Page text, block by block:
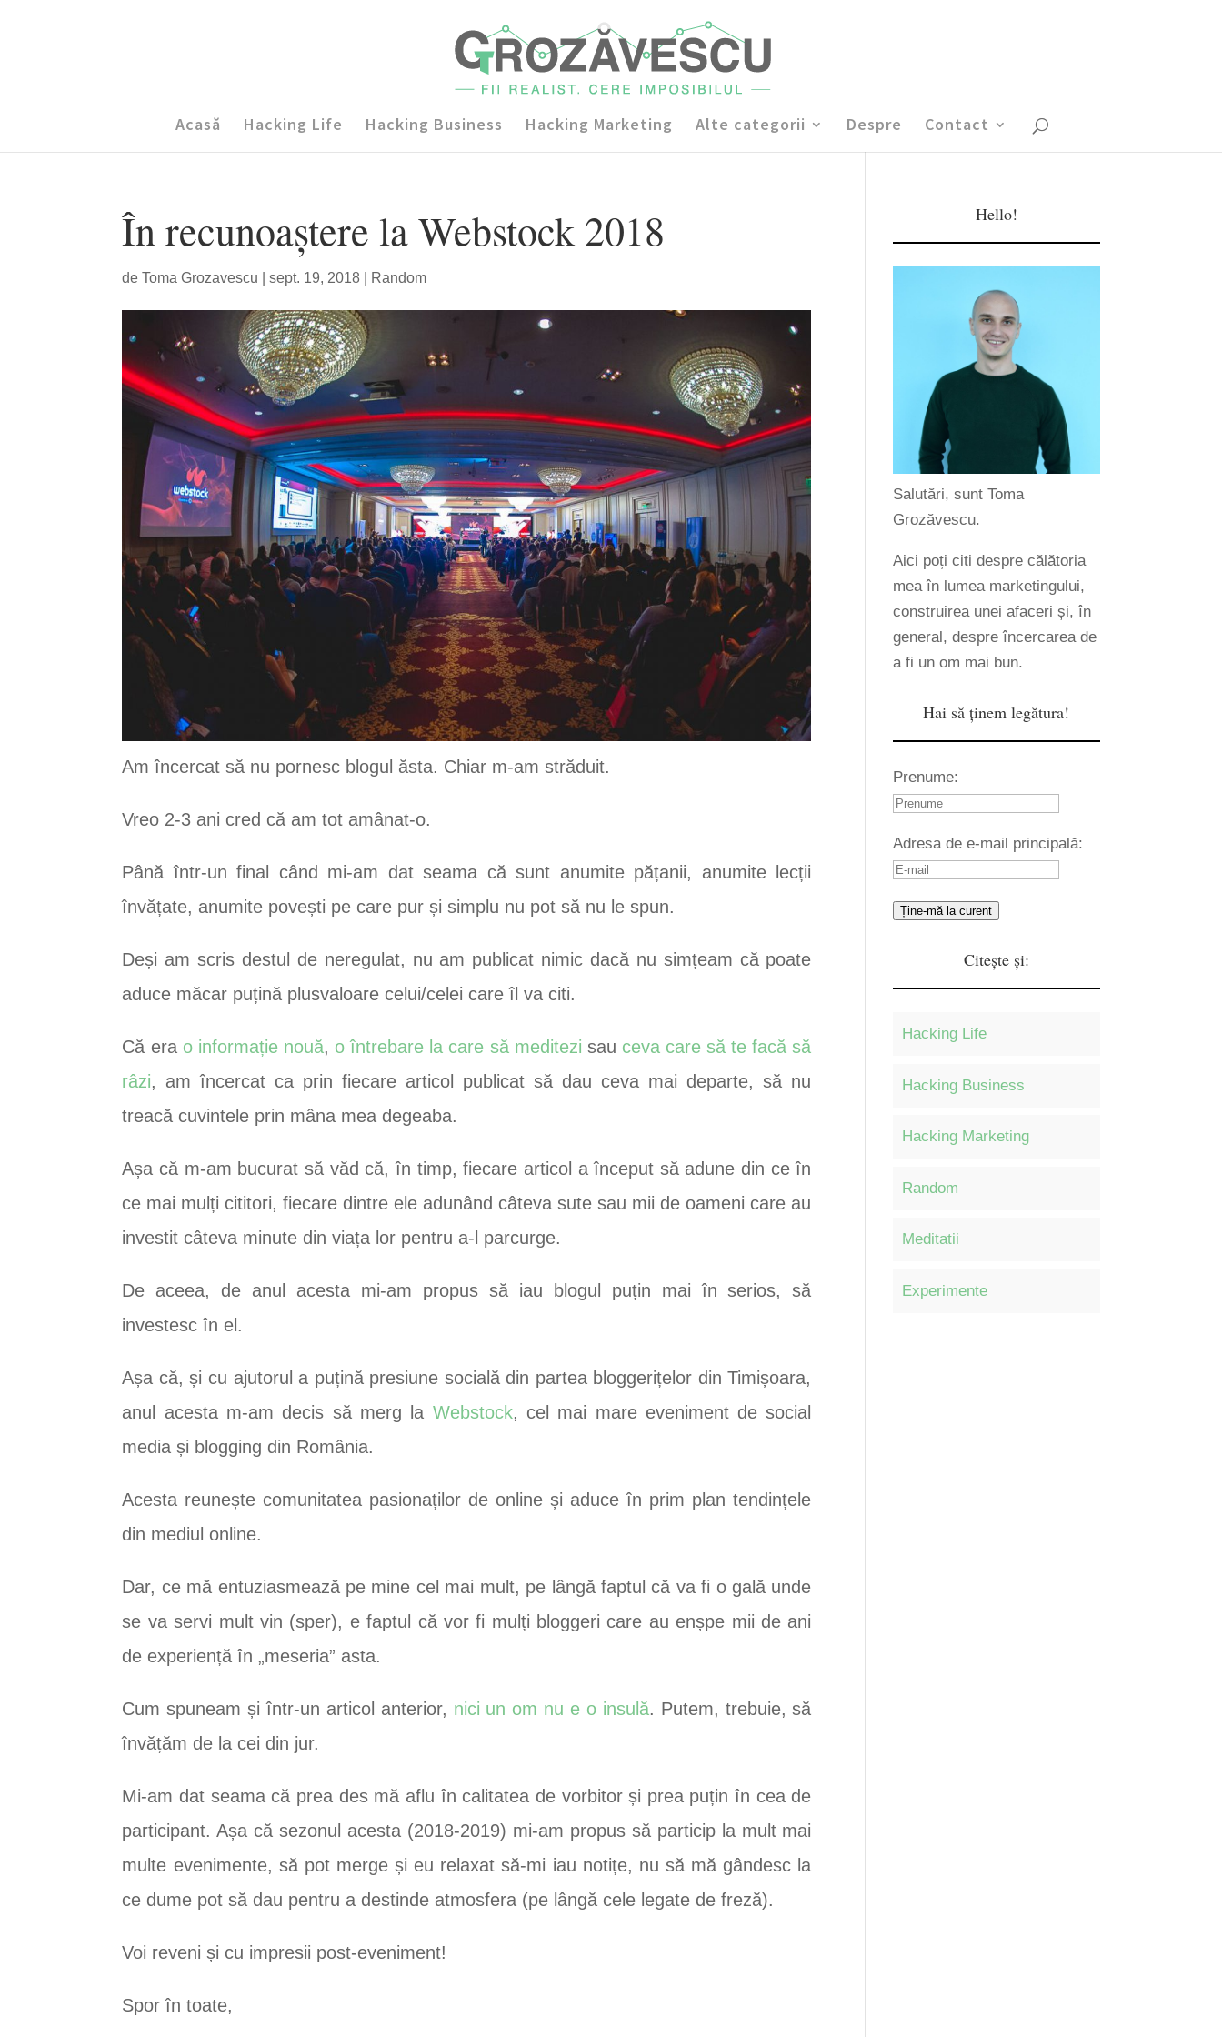
Acasă Hacking Life Hacking Business Hacking Marketing Alte categorii Despre Contact
În recunoaștere la Webstock 2018
deToma Grozavescu |sept. 19, 2018 Random
Am încercat să nu pornesc blogul ăsta. Chiar m-am străduit.
Vreo 2-3 ani cred că am tot amânat-o.
Până într-un final când mi-am dat seama că sunt anumite pățanii, anumite lecții
învățate, anumite povești pe care pur și simplu nu pot să nu le spun.
Deși am scris destul de neregulat, nu am publicat nimic dacă nu simțeam că poate
aduce măcar puțină plusvaloare celui/celei care îl va citi.
Că era o informație nouă, o întrebare la care să meditezi sau ceva care să te facă să
râzi, am încercat ca prin fiecare articol publicat să dau ceva mai departe, să nu
treacă cuvintele prin mâna mea degeaba.
Așa că m-am bucurat să văd că, în timp, fiecare articol a început să adune din ce în
ce mai mulți cititori, fiecare dintre ele adunând câteva sute sau mii de oameni care au
investit câteva minute din viața lor pentru a-l parcurge.
De aceea, de anul acesta mi-am propus să iau blogul puțin mai în serios, să
investesc în el.
Așa că, și cu ajutorul a puțină presiune socială din partea bloggerițelor din Timișoara,
anul acesta m-am decis să merg la Webstock, cel mai mare eveniment de social
media și blogging din România.
Acesta reunește comunitatea pasionaților de online și aduce în prim plan tendințele
din mediul online.
Dar, ce mă entuziasmează pe mine cel mai mult, pe lângă faptul că va fi o gală unde
se va servi mult vin (sper), e faptul că vor fi mulți bloggeri care au enșpe mii de ani
de experiență în „meseria” asta.
Cum spuneam și într-un articol anterior, nici un om nu e o insulă. Putem, trebuie, să
învățăm de la cei din jur.
Mi-am dat seama că prea des mă aflu în calitatea de vorbitor și prea puțin în cea de
participant. Așa că sezonul acesta (2018-2019) mi-am propus să particip la mult mai
multe evenimente, să pot merge și eu relaxat să-mi iau notițe, nu să mă gândesc la
ce dume pot să dau pentru a destinde atmosfera (pe lângă cele legate de freză).
Voi reveni și cu impresii post-eveniment!
Spor în toate,
Hello!
Salutări, sunt Toma
Grozăvescu.
Aici poți citi despre călătoria
mea în lumea marketingului,
construirea unei afaceri și, în
general, despre încercarea de
a fi un om mai bun.
Hai să ținem legătura!
Prenume:
Adresa de e-mail principală:
Ține-mă la curent
Citește și:
Hacking Life
Hacking Business
Hacking Marketing
Random
Meditatii
Experimente